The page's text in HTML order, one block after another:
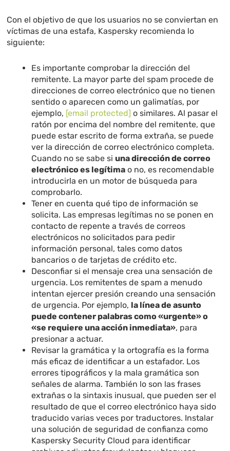
Con el objetivo de que los usuarios no se conviertan en
víctimas de una estafa, Kaspersky recomienda lo
siguiente:
Es importante comprobar la dirección del
remitente. La mayor parte del spam procede de
direcciones de correo electrónico que no tienen
sentido o aparecen como un galimatías, por
ejemplo, [email protected] o similares. Al pasar el
ratón por encima del nombre del remitente, que
puede estar escrito de forma extraña, se puede
ver la dirección de correo electrónico completa.
Cuando no se sabe siuna dirección de correo
electrónico es legítima o no, es recomendable
introducirla en un motor de búsqueda para
comprobarlo.
Tener en cuenta qué tipo de información se
solicita. Las empresas legítimas no se ponen en
contacto de repente a través de correos
electrónicos no solicitados para pedir
información personal, tales como datos
bancarios o de tarjetas de crédito etc.
Desconfiar si el mensaje crea una sensación de
urgencia. Los remitentes de spam a menudo
intentan ejercer presión creando una sensación
de urgencia. Por ejemplo, la línea de asunto
puede contener palabras como «urgente» o
«se requiere una acción inmediata», para
presionar a actuar.
Revisar la gramática y la ortografía es la forma
más eficaz de identificar a un estafador. Los
errores tipográficos y la mala gramática son
señales de alarma. También lo son las frases
extrañas o la sintaxis inusual, que pueden ser el
resultado de que el correo electrónico haya sido
traducido varias veces por traductores. Instalar
una solución de seguridad de confianza como
Kaspersky Security Cloud para identificar